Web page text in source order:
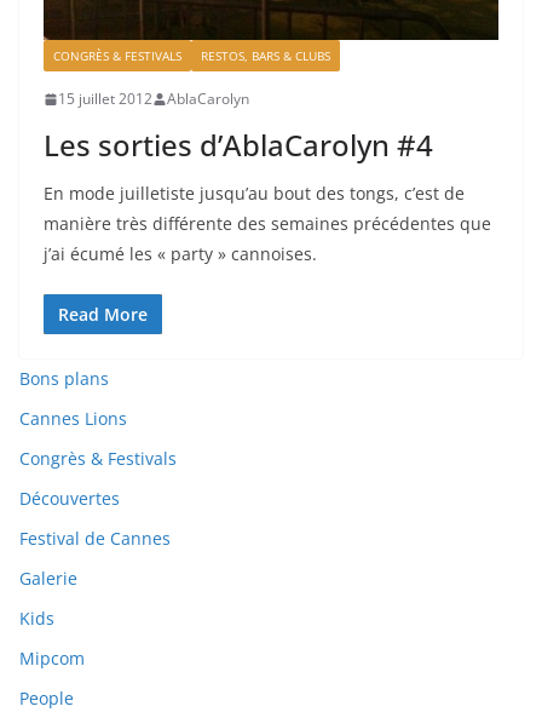
CONGRÈS & FESTIVALS RESTOS, BARS & CLUBS
15 juillet 2012 AblaCarolyn
Les sorties d’AblaCarolyn #4
En mode juilletiste jusqu’au bout des tongs, c’est de
manière très différente des semaines précédentes que
j’ai écumé les « party » cannoises.
Read More
Bons plans
Cannes Lions
Congrès & Festivals
Découvertes
Festival de Cannes
Galerie
Kids
Mipcom
People